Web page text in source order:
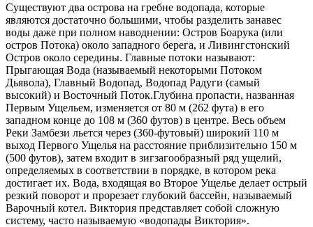
Существуют два острова на гребне водопада, которые
являются достаточно большими, чтобы разделить занавес
воды даже при полном наводнении: Остров Боарука (или
остров Потока) около западного берега, и Ливингстонский
Остров около середины. Главные потоки называют:
Прыгающая Вода (называемый некоторыми Потоком
Дьявола), Главный Водопад, Водопад Радуги (самый
высокий) и Восточный Поток.Глубина пропасти, названная
Первым Ущельем, изменяется от 80 м (262 фута) в его
западном конце до 108 м (360 футов) в центре. Весь объем
Реки Замбези льется через (360-футовый) широкий 110 м
выход Первого Ущелья на расстояние приблизительно 150 м
(500 футов), затем входит в зигзагообразный ряд ущелий,
определяемых в соответствии в порядке, в котором река
достигает их. Вода, входящая во Второе Ущелье делает острый
резкий поворот и прорезает глубокий бассейн, называемый
Варочный котел. Виктория представляет собой сложную
систему, часто называемую «водопады Виктория».